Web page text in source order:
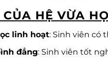
HỆ VỪA
linh hoạt: Sinh viên có
đẳng: Sinh viên tốt